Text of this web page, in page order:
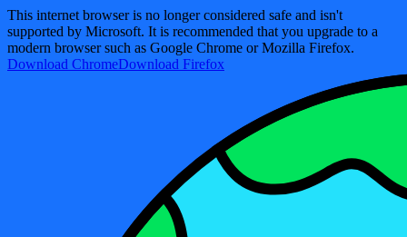
This internet browser is no longer considered safe and isn't
supported by Microsoft. It is recommended that you upgrade to a
modern browser such as Google Chrome or Mozilla Firefox.
Download ChromeDownload Firefox